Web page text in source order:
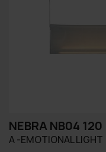
NEBRA NB04 120
A -EMOTIONAL LIGHT